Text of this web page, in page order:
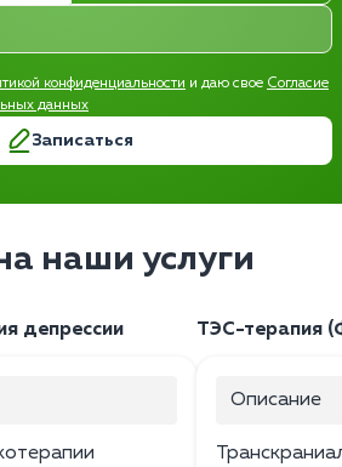
конфиденциальности и даю свое Согласие
данных
Записаться
наши услуги
депрессии ТЭС-терапия
Описание